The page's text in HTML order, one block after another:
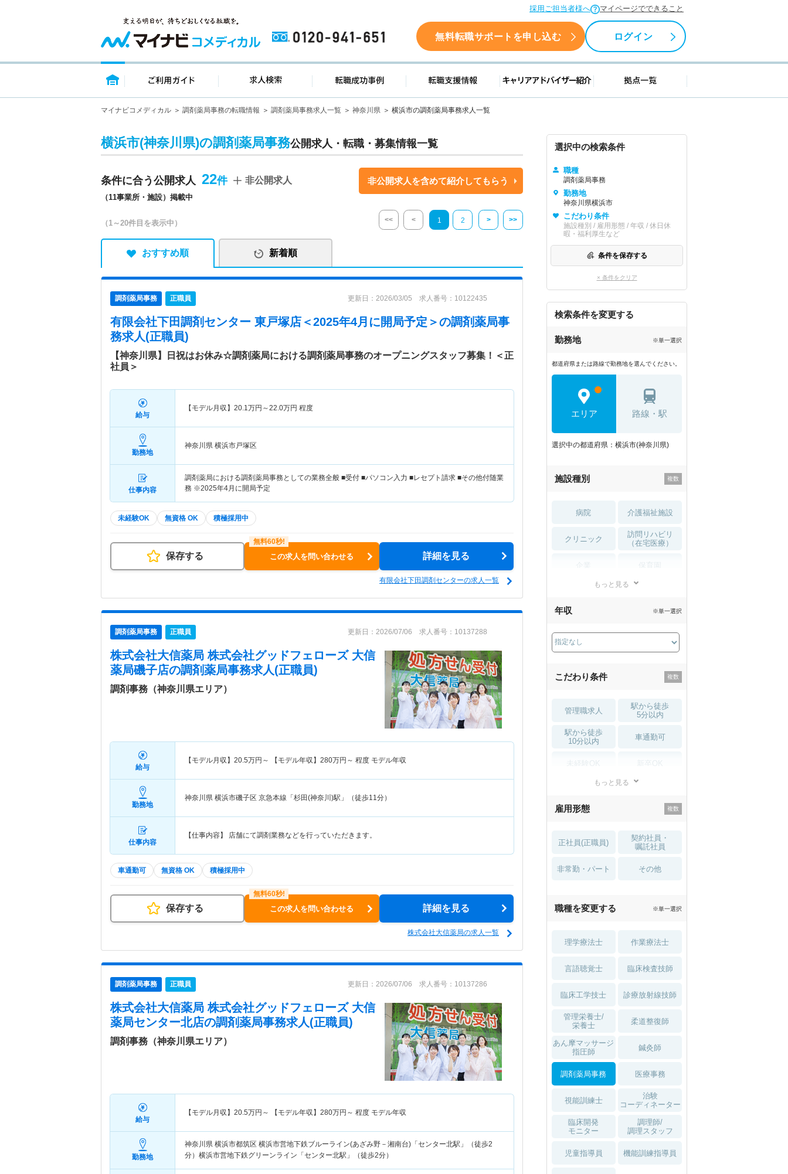
採用ご担当者様へ マイページでできること
0120-941-651 無料転職サポートを申し込む ログイン
トップページ ご利用ガイド 求人検索 転職成功事例 転職支援情報 キャリアアドバイザー紹介 拠点一覧
マイナビコメディカル 調剤薬局事務の転職情報 調剤薬局事務求人一覧 神奈川県 横浜市の調剤薬局事務求人一覧
横浜市(神奈川県)の調剤薬局事務公開求人・転職・募集情報一覧
条件に合う公開求人 22
（11事業所・施設）掲載中
非公開求人 非公開求人を含めて紹介してもらう
（1～20件目を表示中） << < 1 2 > >>
おすすめ順 新着順
調剤薬局事務 正職員 更新日：2026/03/05 求人番号：10122435
有限会社下田調剤センター 東戸塚店＜2025年4月に開局予定＞の調剤薬局事
務求人(正職員)
【神奈川県】日祝はお休み☆調剤薬局における調剤薬局事務のオープニングスタッフ募集！＜正
社員＞
給与
【モデル月収】 20.1万円～22.0万円 程度
勤務地
神奈川県 横浜市戸塚区
仕事内容
調剤薬局における調剤薬局事務としての業務全般 ■受付 ■パソコン入力 ■レセプト請求 ■その他付随業
務 ※2025年4月に開局予定
未経験OK 無資格 OK 積極採用中
保存する この求人を問い合わせる 詳細を見る
有限会社下田調剤センターの求人一覧
調剤薬局事務 正職員 更新日：2026/07/06 求人番号：10137288
株式会社大信薬局 株式会社グッドフェローズ 大信
薬局磯子店の調剤薬局事務求人(正職員)
調剤事務（神奈川県エリア）
給与
【モデル月収】 20.5万円～ 【モデル年収】 280万円～ 程度 モデル年収
勤務地
神奈川県 横浜市磯子区 京急本線「杉田(神奈川)駅」（徒歩11分）
仕事内容
【仕事内容】 店舗にて調剤業務などを行っていただきます。
車通勤可 無資格 OK 積極採用中
保存する この求人を問い合わせる 詳細を見る
株式会社大信薬局の求人一覧
調剤薬局事務 正職員 更新日：2026/07/06 求人番号：10137286
株式会社大信薬局 株式会社グッドフェローズ 大信
薬局センター北店の調剤薬局事務求人(正職員)
調剤事務（神奈川県エリア）
給与
【モデル月収】 20.5万円～ 【モデル年収】 280万円～ 程度 モデル年収
勤務地
神奈川県 横浜市都筑区 横浜市営地下鉄ブルーライン(あざみ野－湘南台)「センター北駅」（徒歩2
分）横浜市営地下鉄グリーンライン「センター北駅」（徒歩2分）
選択中の検索条件
職種
調剤薬局事務
勤務地
神奈川県横浜市
こだわり条件
施設種別 / 雇用形態 / 年収 / 休日休
暇・福利厚生など
条件を保存する
× 条件をクリア
検索条件を変更する
勤務地 ※単一選択
都道府県または路線で勤務地を選んでください。
エリア 路線・駅
選択中の都道府県：横浜市(神奈川県)
施設種別
病院 介護福祉施設
クリニック
訪問リハビリ
（在宅医療）
薬局・
もっと見る
年収 ※単一選択
こだわり条件
管理職求人
駅から徒歩
5分以内
駅から徒歩
10分以内
車通勤可
住宅手当・補助
土日祝休 無資格 OK
積極採用中 WEB面接OK
もっと見る
雇用形態
正社員(正職員)
契約社員・
嘱託社員
非常勤・パート その他
職種を変更する ※単一選択
理学療法士 作業療法士
言語聴覚士 臨床検査技師
臨床工学技士 診療放射線技師
管理栄養士/
栄養士
柔道整復師
あん摩マッサージ
指圧師
鍼灸師
調剤薬局事務 医療事務
視能訓練士
治験
コーディネーター
臨床開発
モニター
調理師/
調理スタッフ
児童指導員 機能訓練指導員